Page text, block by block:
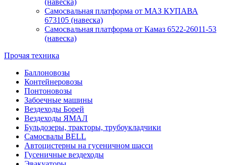
(навеска)
Самосвальная платформа от МАЗ КУПАВА
673105 (навеска)
Самосвальная платформа от Камаз 6522-26011-53
(навеска)
Прочая техника
Баллоновозы
Контейнеровозы
Понтоновозы
Забоечные машины
Вездеходы Борей
Вездеходы ЯМАЛ
Бульдозеры, тракторы, трубоукладчики
Самосвалы BELL
Автоцистерны на гусеничном шасси
Гусеничные вездеходы